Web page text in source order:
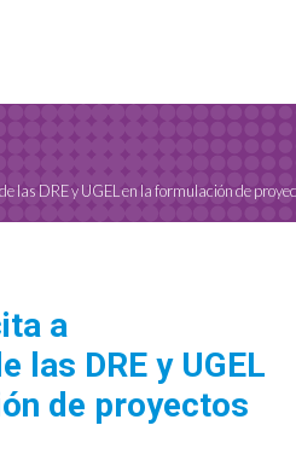
las DRE y UGEL en la formulación de
a
las DRE y UGEL
de proyectos